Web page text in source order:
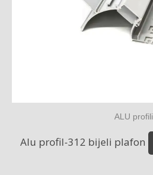
ALU profili
Alu profil-312 bijeli plafon